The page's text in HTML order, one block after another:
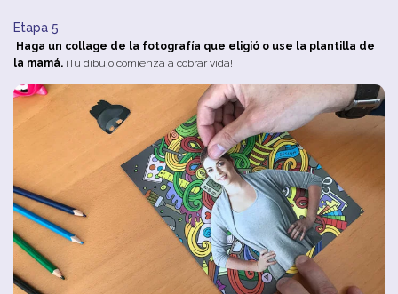
Etapa 5
Haga un collage de la fotografía que eligió o use la plantilla de
la mamá. ¡Tu dibujo comienza a cobrar vida!